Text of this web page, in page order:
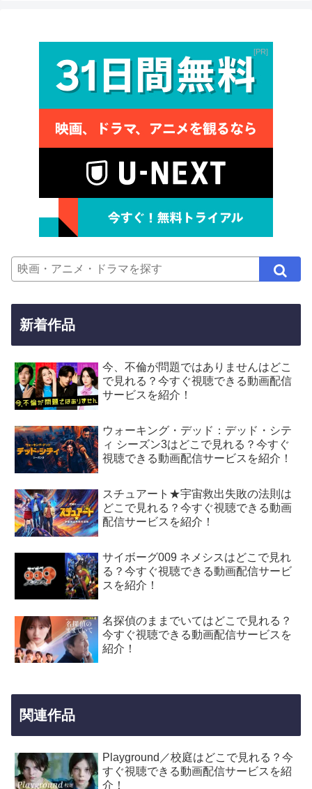
PR
新着作品
今、不倫が問題ではありませんはどこ
で見れる？今すぐ視聴できる動画配信
サービスを紹介！
ウォーキング・デッド：デッド・シテ
ィ シーズン3はどこで見れる？今すぐ
視聴できる動画配信サービスを紹介！
スチュアート★宇宙救出失敗の法則は
どこで見れる？今すぐ視聴できる動画
配信サービスを紹介！
サイボーグ009 ネメシスはどこで見れ
る？今すぐ視聴できる動画配信サービ
スを紹介！
名探偵のままでいてはどこで見れる？
今すぐ視聴できる動画配信サービスを
紹介！
関連作品
Playground／校庭はどこで見れる？今
すぐ視聴できる動画配信サービスを紹
介！